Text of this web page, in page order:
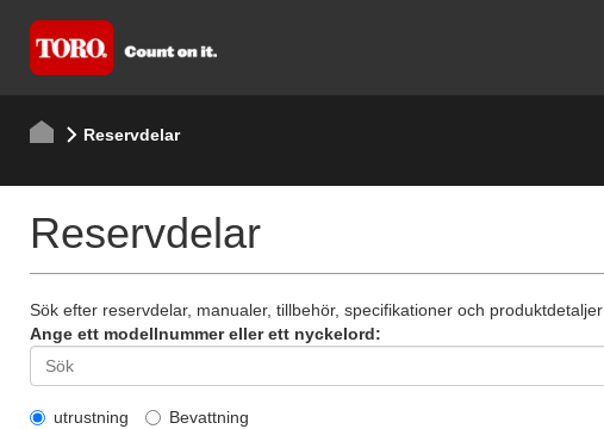
Reservdelar
Reservdelar
Sök efter reservdelar, manualer, tillbehör, specifikationer och produktdetaljer
Ange ett modellnummer eller ett nyckelord:
utrustning Bevattning